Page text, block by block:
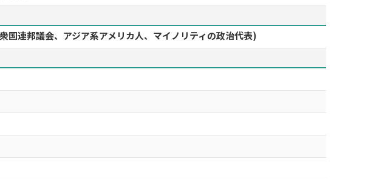
連邦議会、アジア系アメリカ人、マイノリティの政治代表)